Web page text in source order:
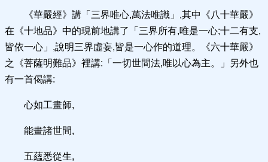
《華嚴經》講「三界唯心,萬法唯識」,其中《八十華嚴》
在《十地品》中的現前地講了「三界所有,唯是一心;十二有支,
皆依一心」,說明三界虛妄,皆是一心作的道理。《六十華嚴》
之《菩薩明難品》裡講:「一切世間法,唯以心為主。」另外也
有一首偈講:
心如工畫師,
能畫諸世間,
五蘊悉從生,